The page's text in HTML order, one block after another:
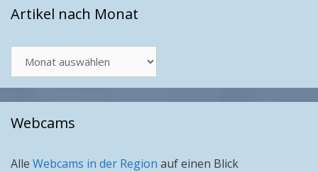
Artikel nach Monat
nach
Monat
Webcams
Alle Webcams in der Region auf einen Blick